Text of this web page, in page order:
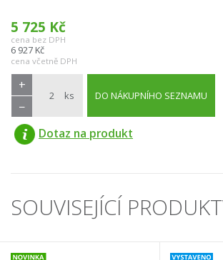
5 725 Kč
cena bez DPH
6 927 Kč
cena včetně DPH
ks
+
−
DO NÁKUPNÍHO SEZNAMU
Dotaz na produkt
SOUVISEJÍCÍ